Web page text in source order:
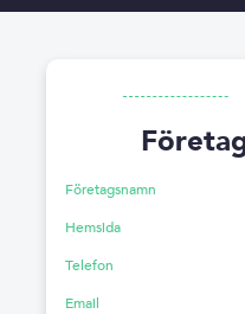
Företagsnamn
Hemsida
Telefon
Email